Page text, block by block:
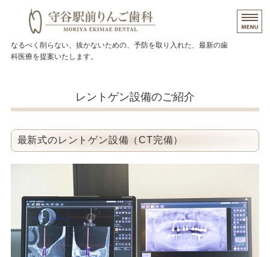
茨城県守谷市の歯医者 守
なるべく削らない、抜かないための、予防を取り入れた、最新の歯
科医療を提案いたします。
当院について
院長挨拶
レントゲン設備のご紹介
最新式のレントゲン設備（CT完備）